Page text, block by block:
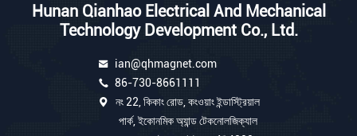
Hunan Qianhao Electrical And Mechanical
Technology Development Co., Ltd.
ian@qhmagnet.com
86-730-8661111
নং 22, কিকাং রোড, কংওয়াং ইন্ডাস্ট্রিয়াল
পার্ক, ইকোনমিক অ্যান্ড টেকনোলজিক্যাল